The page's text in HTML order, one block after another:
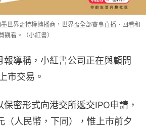
世界盃持權轉播商，世界盃全部賽事直播、回看和
觀看。（小紅書）
報導稱，小紅書公司正在與顧問
市交易。
密形式向港交所遞交IPO申請，
人民幣，下同），惟上市前夕